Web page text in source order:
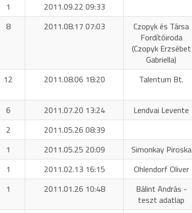
1
2011.09.22 09:33
8 2011.08.17 07:03
Czopyk és Társa
Fordítóiroda
(Czopyk Erzsébet
Gabriella)
12 2011.08.06 18:20 Talentum Bt.
6 2011.07.20 13:24
Lendvai Levente
2
2011.05.26 08:39
1 2011.05.25 20:09
Simonkay Piroska
1 2011.02.13 16:15
Ohlendorf Oliver
1 2011.01.26 10:48
Bálint András -
teszt adatlap